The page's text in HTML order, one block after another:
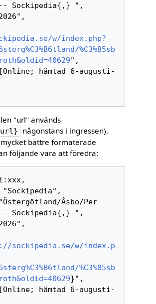
Sockipedia{,} ",
w/index.php?
%C3%85sb
",
"url" används
någonstans i ingressen),
bättre formaterade
följande vara att föredra:
Sockipedia{,} ",
sockipedia.se/w/index.p
%C3%85sb
}",